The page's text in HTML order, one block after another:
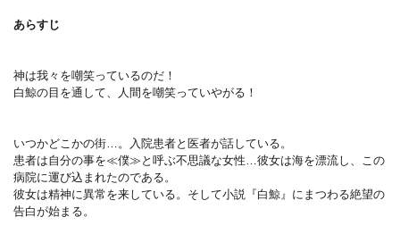
あらすじ
神は我々を嘲笑っているのだ！
白鯨の目を通して、人間を嘲笑っていやがる！
いつかどこかの街…。入院患者と医者が話している。
患者は自分の事を≪僕≫と呼ぶ不思議な女性…彼女は海を漂流し、この
病院に運び込まれたのである。
彼女は精神に異常を来している。そして小説『白鯨』にまつわる絶望の
告白が始まる。